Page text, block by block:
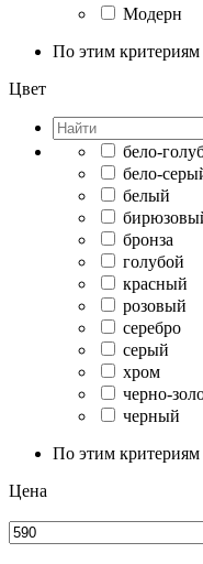
Модерн
По этим критериям
Цвет
бело-
бело-
белый
бронза
голубой
красный
розовый
серебро
серый
хром
черно-
черный
По этим критериям
Цена